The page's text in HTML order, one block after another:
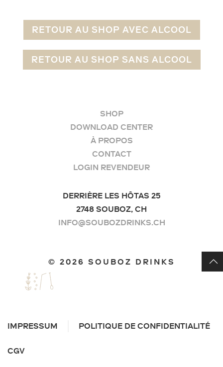
RETOUR AU SHOP AVEC ALCOOL
RETOUR AU SHOP SANS ALCOOL
SHOP
DOWNLOAD CENTER
À PROPOS
CONTACT
LOGIN REVENDEUR
DERRIÈRE LES HÔTAS 25
2748 SOUBOZ, CH
INFO@SOUBOZDRINKS.CH
© 2026 SOUBOZ DRINKS
IMPRESSUM POLITIQUE DE CONFIDENTIALITÉ
CGV